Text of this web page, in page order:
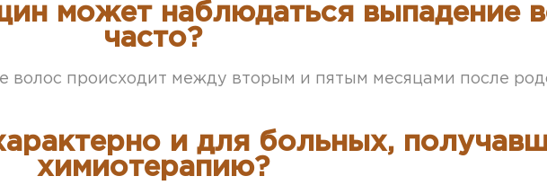
может наблюдаться выпадение
часто?
волос происходит между вторым и пятым месяцами после
и для больных,
химиотерапию?